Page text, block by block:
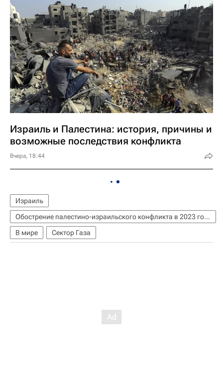
Израиль и Палестина: история, причины и
возможные последствия конфликта
Вчера, 18:44
Израиль
Обострение палестино-израильского конфликта в 2023 году
В мире
Сектор Газа